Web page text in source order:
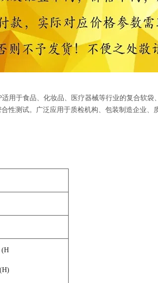
适用于食品、化妆品、医疗器械等行业的复合软
性测试。广泛应用于质检机构、包装制造企业
(H